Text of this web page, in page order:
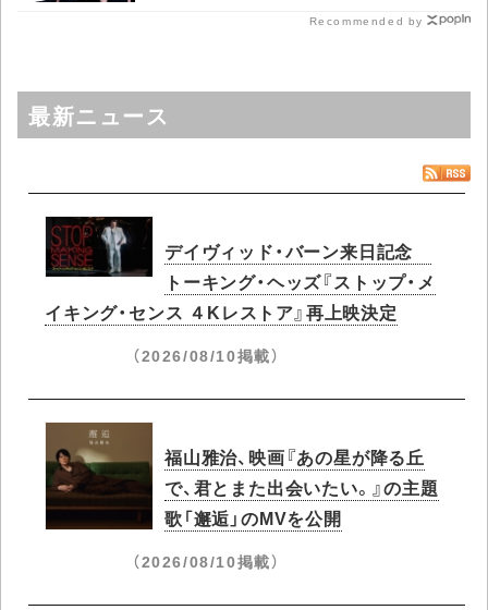
Recommended by
最新ニュース
デイヴィッド・バーン来日記念
トーキング・ヘッズ『ストップ・メ
イキング・センス ４Kレストア』再上映決定
（2026/08/10掲載）
福山雅治、映画『あの星が降る丘
で、君とまた出会いたい。』の主題
歌「邂逅」のMVを公開
（2026/08/10掲載）